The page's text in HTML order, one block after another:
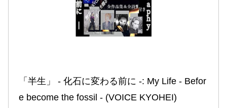
「半生」 ‐ 化石に変わる前に ‐: My Life ‐ Befor
e become the fossil ‐ (VOICE KYOHEI)